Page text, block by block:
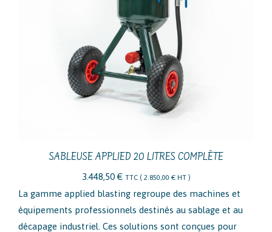
SABLEUSE APPLIED 20 LITRES COMPLÈTE
3.448,50 € TTC ( 2.850,00 €HT )
La gamme applied blasting regroupe des machines et
équipements professionnels destinés au sablage et au
décapage industriel. Ces solutions sont conçues pour